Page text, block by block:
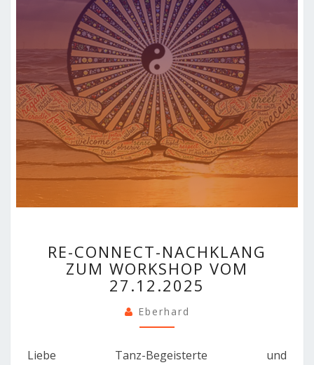
CONNECT-
NACHKLANG
ZUM
VOM
27.12.2025
RE-CONNECT-NACHKLANG
ZUM WORKSHOP VOM
27.12.2025
Eberhard
Liebe Tanz-Begeisterte und